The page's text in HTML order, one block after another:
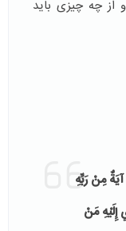
از چه چیزی باید
مِنْ رَبِّهِ
مَنْ